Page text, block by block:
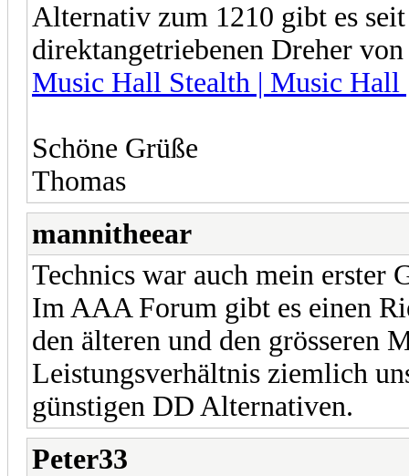
Alternativ zum 1210 gibt es
direktangetriebenen Dreher
Music Hall Stealth | Music Hall
Schöne Grüße
Thomas
mannitheear
Technics war auch mein erster
Im AAA Forum gibt es einen
den älteren und den grösseren
Leistungsverhältnis ziemlich
günstigen DD Alternativen.
Peter33